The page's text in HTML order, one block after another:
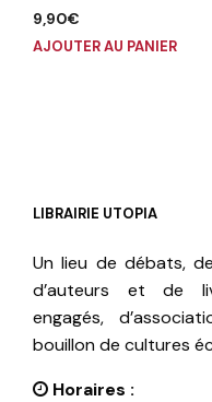
9,90€
AJOUTER AU PANIER
LIBRAIRIE UTOPIA
Un lieu de débats,
d’auteurs et de
engagés,
bouillon de cultures
Horaires :